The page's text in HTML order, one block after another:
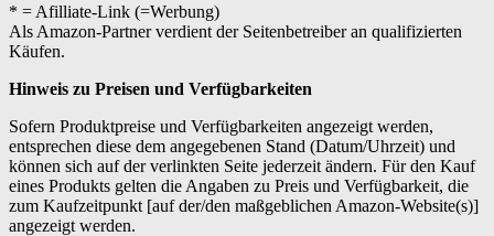
* = Afilliate-Link (=Werbung)
Als Amazon-Partner verdient der Seitenbetreiber an qualifizierten
Käufen.
Hinweis zu Preisen und Verfügbarkeiten
Sofern Produktpreise und Verfügbarkeiten angezeigt werden,
entsprechen diese dem angegebenen Stand (Datum/Uhrzeit) und
können sich auf der verlinkten Seite jederzeit ändern. Für den Kauf
eines Produkts gelten die Angaben zu Preis und Verfügbarkeit, die
zum Kaufzeitpunkt [auf der/den maßgeblichen Amazon-Website(s)]
angezeigt werden.